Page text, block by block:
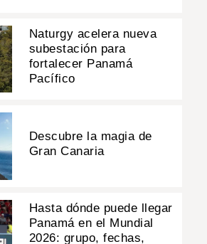
Naturgy acelera nueva
subestación para
fortalecer Panamá
Pacífico
Descubre la magia de
Gran Canaria
Hasta dónde puede llegar
Panamá en el Mundial
2026: grupo, fechas,